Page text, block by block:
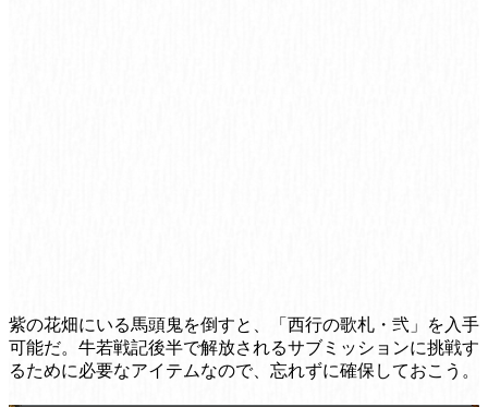
紫の花畑にいる馬頭鬼を倒すと、「西行の歌札・弐」を入手
可能だ。牛若戦記後半で解放されるサブミッションに挑戦す
るために必要なアイテムなので、忘れずに確保しておこう。